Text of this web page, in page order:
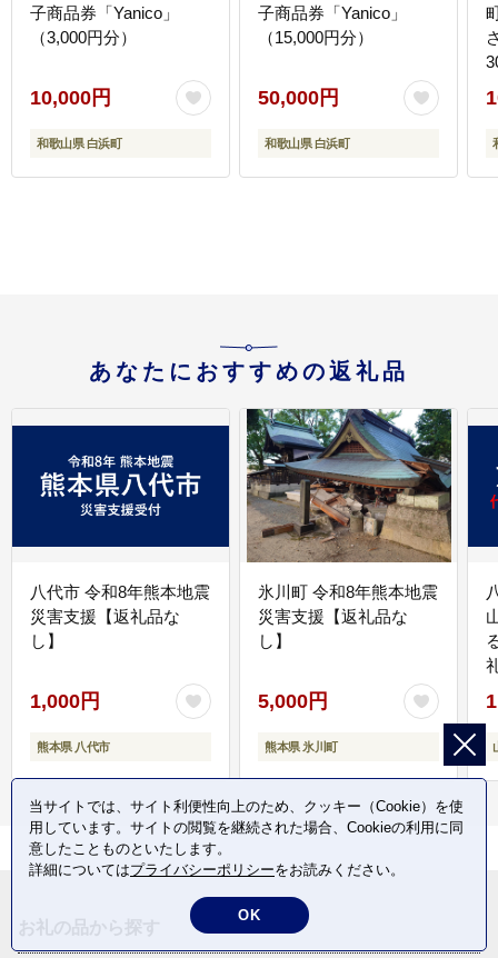
子商品券「Yanico」
（3,000円分）
10,000円
和歌山県 白浜町
子商品券「Yanico」
（15,000円分）
50,000円
和歌山県 白浜町
あなたにおすすめの返礼品
八代市 令和8年熊本地震
災害支援【返礼品な
し】
1,000円
熊本県 八代市
氷川町 令和8年熊本地震
災害支援【返礼品な
し】
5,000円
熊本県 氷川町
当サイトでは、サイト利便性向上のため、クッキー（Cookie）を使
用しています。サイトの閲覧を継続された場合、Cookieの利用に同
意したことものといたします。
詳細についてはプライバシーポリシーをお読みください。
OK